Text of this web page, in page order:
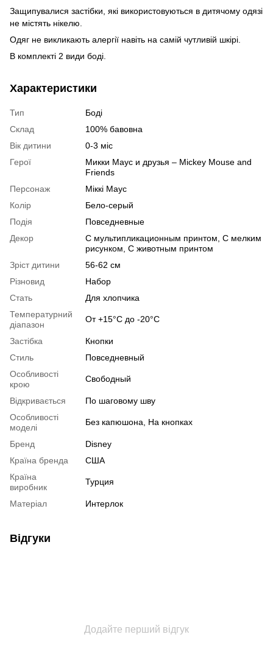
Защипувалися застібки, які використовуються в дитячому одязі
не містять нікелю.
Одяг не викликають алергії навіть на самій чутливій шкірі.
В комплекті 2 види боді.
Характеристики
Тип
Боді
Склад
100% бавовна
Вік дитини
0-3 міс
Герої
Микки Маус и друзья – Miсkey Mouse and
Friends
Персонаж
Міккі Маус
Колір
Бело-серый
Подія
Повседневные
Декор
С мультипликационным принтом, С мелким
рисунком, С животным принтом
Зріст дитини
56-62 см
Різновид
Набор
Стать
Для хлопчика
Температурний
діапазон
От +15°C до -20°C
Застібка
Кнопки
Стиль
Повседневный
Особливості
крою
Свободный
Відкривається
По шаговому шву
Особливості
моделі
Без капюшона, На кнопках
Бренд
Disney
Країна бренда
США
Країна
виробник
Турция
Матеріал Интерлок
Відгуки
Додайте перший відгук